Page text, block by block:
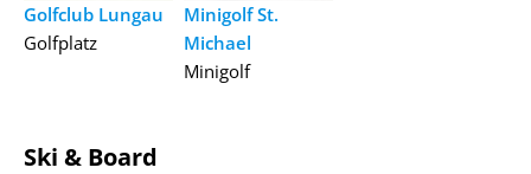
Golfclub Lungau
Golfplatz
Minigolf St.
Michael
Minigolf
Ski & Board